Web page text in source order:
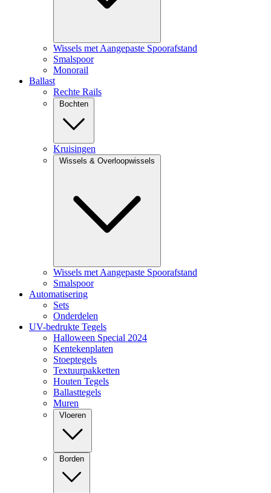
Wissels met Aangepaste Spoorafstand
Smalspoor
Monorail
Ballast
Rechte Rails
Bochten
Kruisingen
Wissels & Overloopwissels
Wissels met Aangepaste Spoorafstand
Smalspoor
Automatisering
Sets
Onderdelen
UV-bedrukte Tegels
Halloween Special 2024
Kentekenplaten
Stoeptegels
Textuurpakketten
Houten Tegels
Ballasttegels
Muren
Vloeren
Borden